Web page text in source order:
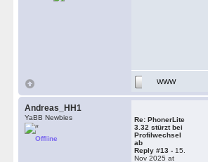
WWW
Andreas_HH1
YaBB Newbies
Offline
Re: PhonerLite
3.32 stürzt bei
Profilwechsel
ab
Reply #13 - 15.
Nov 2025 at